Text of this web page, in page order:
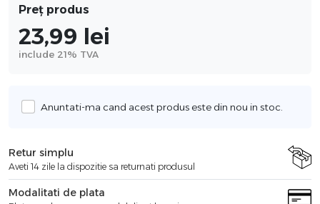
Preț produs
23,99 lei
include 21% TVA
Anuntati-ma cand acest produs este din nou in stoc.
Retur simplu
Aveti 14 zile la dispozitie sa returnati produsul
Modalitati de plata